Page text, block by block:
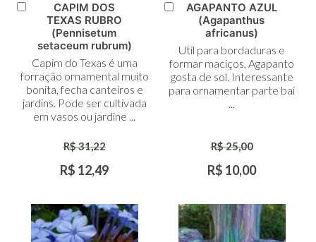
Adicionar
Carrinho
CAPIM DOS
TEXAS RUBRO
(Pennisetum
setaceum rubrum)
Capim do Texas é uma
forração ornamental muito
bonita, fecha canteiros e
jardins. Pode ser cultivada
em vasos ou jardine ...
R$ 31,22
R$ 12,49
Adicionar
AGAPANTO AZUL
(Agapanthus
africanus)
Util para bordaduras e
formar maciços, Agapanto
gosta de sol. Interessante
para ornamentar parte bai
...
R$ 25,00
R$ 10,00